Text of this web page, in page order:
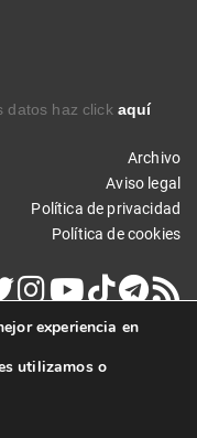
datos haz click aquí
Archivo
Aviso legal
Política de privacidad
Política de cookies
Todos los derechos
experiencia en
utilizamos o